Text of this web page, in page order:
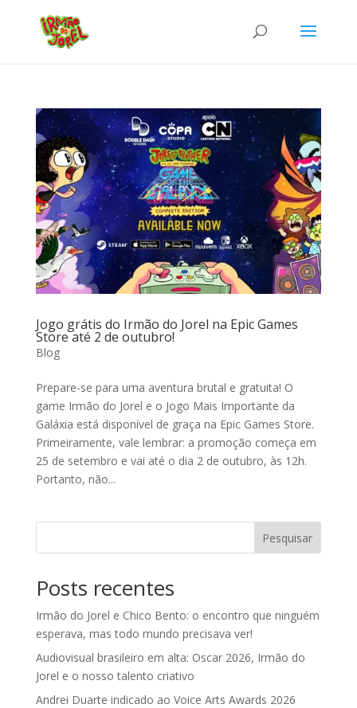
Jogo grátis do Irmão do Jorel na Epic Games
Store até 2 de outubro!
Blog
Prepare-se para uma aventura brutal e gratuita! O
game Irmão do Jorel e o Jogo Mais Importante da
Galáxia está disponível de graça na Epic Games Store.
Primeiramente, vale lembrar: a promoção começa em
25 de setembro e vai até o dia 2 de outubro, às 12h.
Portanto, não...
Pesquisar
Posts recentes
Irmão do Jorel e Chico Bento: o encontro que ninguém
esperava, mas todo mundo precisava ver!
Audiovisual brasileiro em alta: Oscar 2026, Irmão do
Jorel e o nosso talento criativo
Andrei Duarte indicado ao Voice Arts Awards 2026